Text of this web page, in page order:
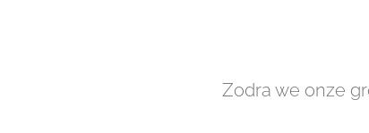
Zodra we onze